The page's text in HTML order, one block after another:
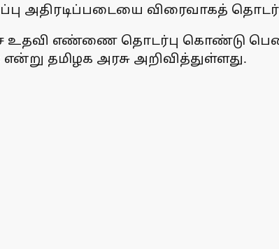
அதிரடிப்படையை விரைவாகத்
உதவி எண்ணை தொடர்பு கொண்டு
தமிழக அரசு அறிவித்துள்ளது.